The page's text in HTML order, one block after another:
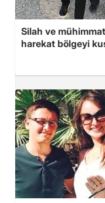
Silah ve
harekat bölgeyi